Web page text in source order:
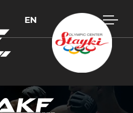
EN